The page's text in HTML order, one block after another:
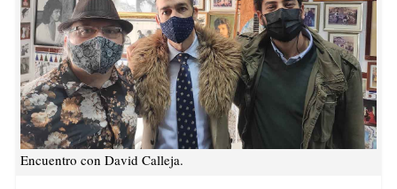
Encuentro con David Calleja.